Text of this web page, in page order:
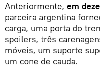
Anteriormente, em
parceira argentina
carga, uma porta do
spoilers, três
móveis, um suporte
um cone de cauda.